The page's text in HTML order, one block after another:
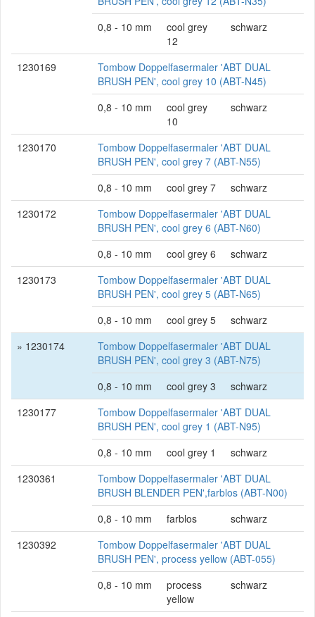
0,8 - 10 mm
cool grey
12
schwarz
1230169
Tombow Doppelfasermaler 'ABT DUAL
BRUSH PEN', cool grey 10 (ABT-N45)
0,8 - 10 mm
cool grey
10
schwarz
1230170
Tombow Doppelfasermaler 'ABT DUAL
BRUSH PEN', cool grey 7 (ABT-N55)
0,8 - 10 mm
cool grey 7
schwarz
1230172
Tombow Doppelfasermaler 'ABT DUAL
BRUSH PEN', cool grey 6 (ABT-N60)
0,8 - 10 mm
cool grey 6
schwarz
1230173
Tombow Doppelfasermaler 'ABT DUAL
BRUSH PEN', cool grey 5 (ABT-N65)
0,8 - 10 mm
cool grey 5
schwarz
» 1230174
Tombow Doppelfasermaler 'ABT DUAL
BRUSH PEN', cool grey 3 (ABT-N75)
0,8 - 10 mm
cool grey 3
schwarz
1230177
Tombow Doppelfasermaler 'ABT DUAL
BRUSH PEN', cool grey 1 (ABT-N95)
0,8 - 10 mm
cool grey 1
schwarz
1230361
Tombow Doppelfasermaler 'ABT DUAL
BRUSH BLENDER PEN',farblos (ABT-N00)
0,8 - 10 mm
farblos
schwarz
1230392
Tombow Doppelfasermaler 'ABT DUAL
BRUSH PEN', process yellow (ABT-055)
0,8 - 10 mm
process
yellow
schwarz